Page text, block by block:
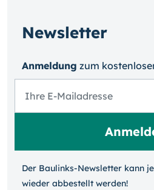
Newsletter
Anmeldung zum
Der Baulinks-Newsletter kann
wieder ab­bestellt werden!